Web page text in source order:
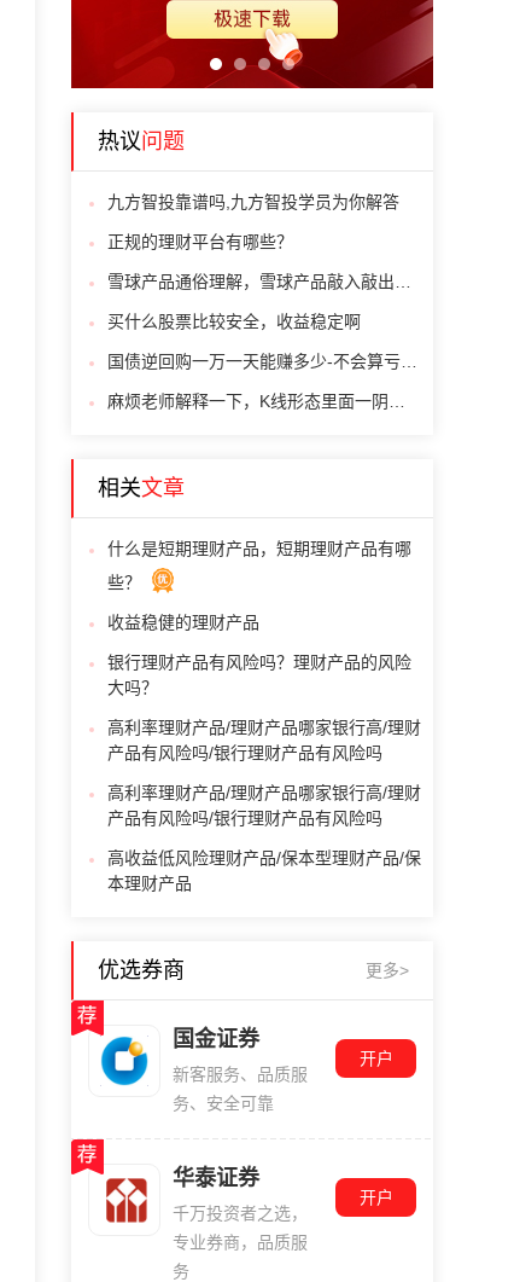
1 4
热议问题
九方智投靠谱吗,九方智投学员为你解答
正规的理财平台有哪些？
买什么股票比较安全，收益稳定啊
相关文章
什么是短期理财产品，短期理财产品有哪
些？
收益稳健的理财产品
银行理财产品有风险吗？理财产品的风险
大吗？
高利率理财产品/理财产品哪家银行高/理财
产品有风险吗/银行理财产品有风险吗
高利率理财产品/理财产品哪家银行高/理财
产品有风险吗/银行理财产品有风险吗
高收益低风险理财产品/保本型理财产品/保
本理财产品
优选券商 更多>
国金证券
新客服务、品质服
务、安全可靠
开户
华泰证券
千万投资者之选，
专业券商，品质服
务
开户